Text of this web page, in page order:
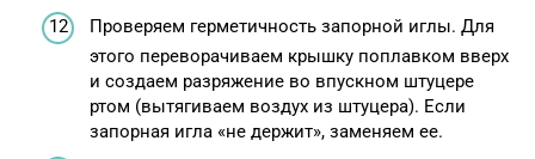
Проверяем герметичность запорной иглы. Для
этого переворачиваем крышку поплавком вверх
и создаем разряжение во впускном штуцере
ртом (вытягиваем воздух из штуцера). Если
запорная игла «не держит», заменяем ее.